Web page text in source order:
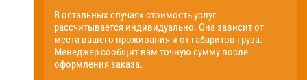
В остальных случаях стоимость услуг
рассчитывается индивидуально. Она зависит от
места вашего проживания и от габаритов груза.
Менеджер сообщит вам точную сумму после
оформления заказа.